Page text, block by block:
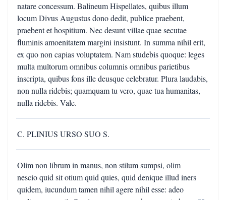
natare concessum. Balineum Hispellates, quibus illum
locum Divus Augustus dono dedit, publice praebent,
praebent et hospitium. Nec desunt villae quae secutae
fluminis amoenitatem margini insistunt. In summa nihil erit,
ex quo non capias voluptatem. Nam studebis quoque: leges
multa multorum omnibus columnis omnibus parietibus
inscripta, quibus fons ille deusque celebratur. Plura laudabis,
non nulla ridebis; quamquam tu vero, quae tua humanitas,
nulla ridebis. Vale.
C. PLINIUS URSO SUO S.
Olim non librum in manus, non stilum sumpsi, olim
nescio quid sit otium quid quies, quid denique illud iners
quidem, iucundum tamen nihil agere nihil esse: adeo